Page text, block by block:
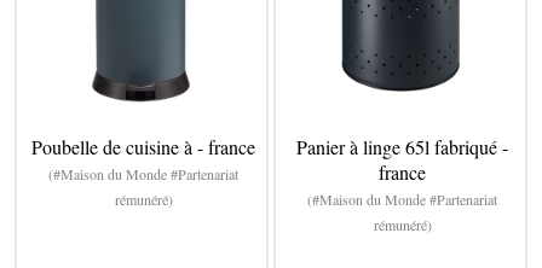
Poubelle de cuisine à - france
(#Maison du Monde #Partenariat
rémunéré)
Panier à linge 65l fabriqué -
france
(#Maison du Monde #Partenariat
rémunéré)